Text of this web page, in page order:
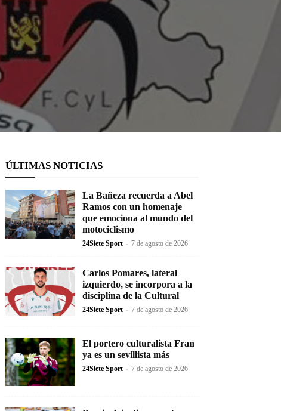
ÚLTIMAS NOTICIAS
La Bañeza recuerda a Abel
Ramos con un homenaje
que emociona al mundo del
motociclismo
24Siete Sport - 7 de agosto de 2026
Carlos Pomares, lateral
izquierdo, se incorpora a la
disciplina de la Cultural
24Siete Sport - 7 de agosto de 2026
El portero culturalista Fran
ya es un sevillista más
24Siete Sport - 7 de agosto de 2026